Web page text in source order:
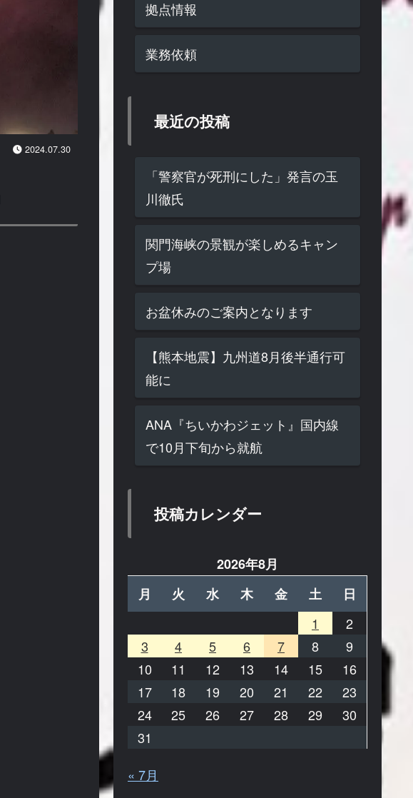
2024.07.30
拠点情報
業務依頼
最近の投稿
「警察官が死刑にした」発言の玉
川徹氏
関門海峡の景観が楽しめるキャン
プ場
お盆休みのご案内となります
【熊本地震】九州道8月後半通行可
能に
ANA『ちいかわジェット』国内線
で10月下旬から就航
投稿カレンダー
2026年8月
月
火 水 木 金 土
日
1
2
3
4 5 6 7 8
9
10
11 12 13 14 15
16
17
18 19 20 21 22
23
24
25 26 27 28 29
30
31
« 7月